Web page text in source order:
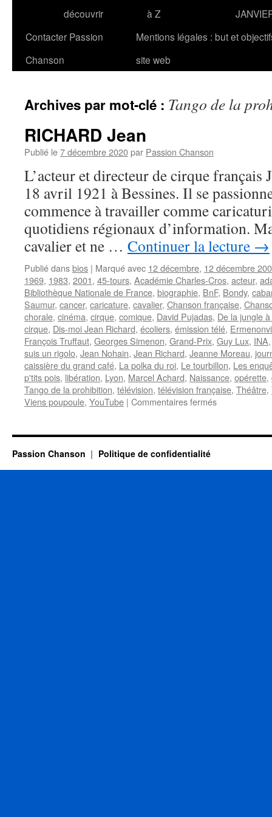
découvrir
à Z
Contacter Passion
Chanson
Mentions légales : but et
site web
Archives par mot-clé : Tango de la
RICHARD Jean
Publié le7 décembre 2020par Passion Chanson
L’acteur et directeur de cirque
18 avril 1921 à Bessines. Il se
commence à travailler comme
quotidiens régionaux d’information.
cavalier et ne … Continuer la lecture →
Publié dansbios | Marqué avec 12 décembre, 12 décembre
1969, 1983, 2001, 45-tours, Académie Charles-Cros, acteur,
Bibliothèque Nationale de France, biographie, BnF, Bondy,
Saumur, cancer, caricature, cavalier, Chanson française,
chorale, cinéma, cirque, comique, David Pujadas, De la jungle
cirque, Dis-moi Jean Richard, écoliers, émission télé,
François Truffaut, Georges Simenon, Grand-Prix, Guy Lux, INA
suis un rigolo, Jean Nohain, Jean Richard, Jeanne Moreau,
caissière du grand café, La polka du roi, Le tourbillon, Les
p'tits pois, libération, Lyon, Marcel Achard, Naissance, opérette,
Tango de la prohibition, télévision, télévision française, Théâtre,
Viens poupoule, YouTube | Commentaires ferméssur
Passion Chanson Politique de confidentialité